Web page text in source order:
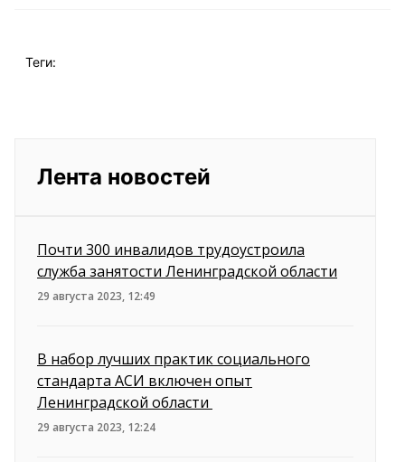
Теги:
Лента новостей
Почти 300 инвалидов трудоустроила
служба занятости Ленинградской области
29 августа 2023, 12:49
В набор лучших практик социального
стандарта АСИ включен опыт
Ленинградской области
29 августа 2023, 12:24